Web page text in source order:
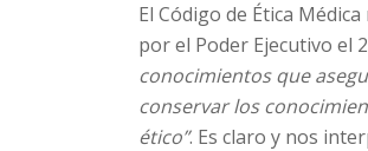
El Código de Ética
por el Poder Ejecutivo el
conocimientos que
conservar los
ético”. Es claro y nos